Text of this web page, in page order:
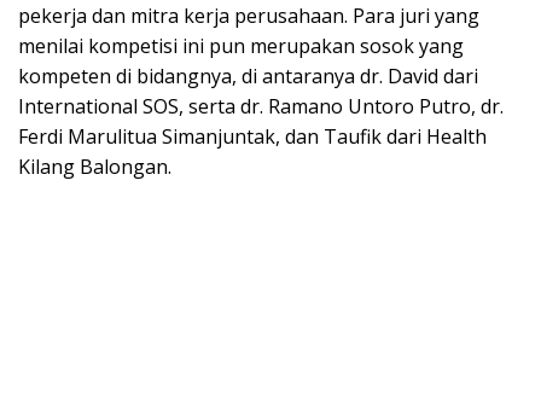
pekerja dan mitra kerja perusahaan. Para juri yang
menilai kompetisi ini pun merupakan sosok yang
kompeten di bidangnya, di antaranya dr. David dari
International SOS, serta dr. Ramano Untoro Putro, dr.
Ferdi Marulitua Simanjuntak, dan Taufik dari Health
Kilang Balongan.